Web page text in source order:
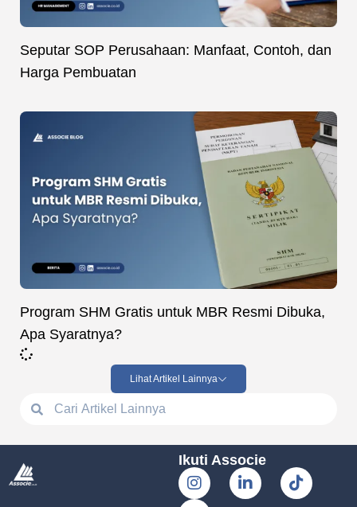
Seputar SOP Perusahaan: Manfaat, Contoh, dan
Harga Pembuatan
Program SHM Gratis untuk MBR Resmi Dibuka,
Apa Syaratnya?
Lihat Artikel Lainnya
Ikuti Associe